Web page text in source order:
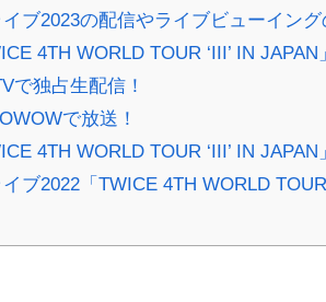
ブ2023の配信やライブビューイング
4TH WORLD TOUR ‘III’ IN
で独占生配信！
で放送！
4TH WORLD TOUR ‘III’ IN
ブ2022「TWICE 4TH WORLD